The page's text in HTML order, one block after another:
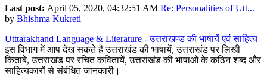
Last post: April 05, 2020, 04:32:51 AM Re: Personalities of Utt...
by Bhishma Kukreti
Utttarakhand Language & Literature - उत्तराखण्ड की भाषायें एवं साहित्य
इस विभाग में आप देख सकते है उत्तराखंड की भाषायें, उत्तराखंड पर लिखी
किताबे, उत्तराखंड पर रचित कवितायें, उत्तराखंड की भाषाओं के कठिन शब्द और
साहित्यकारों से संबंधित जानकारी।